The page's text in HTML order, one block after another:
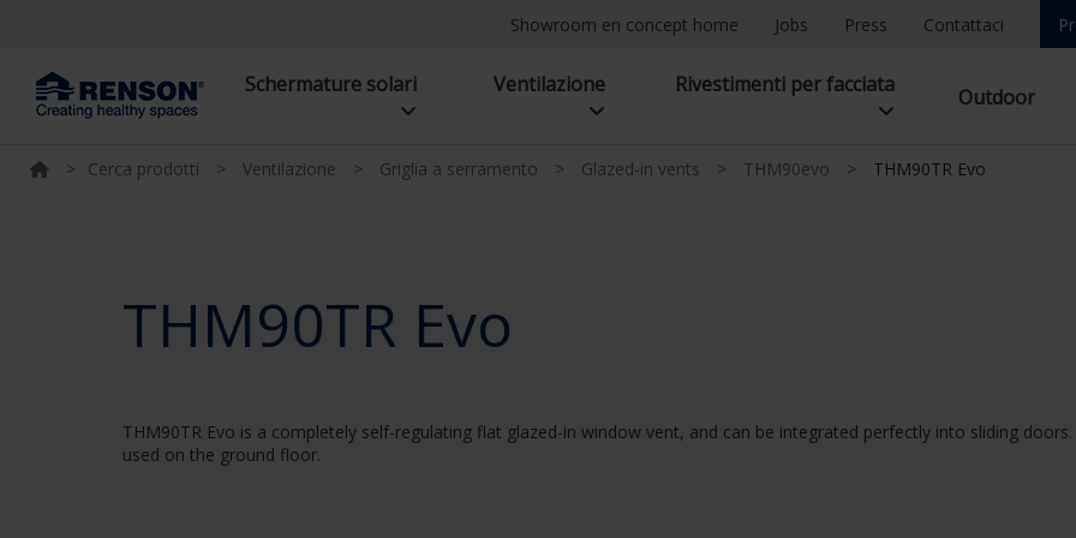
Showroom en concept home Jobs Press Contattaci
Schermature solari Ventilazione Rivestimenti per facciata Outdoor
> Cerca prodotti > Ventilazione > Griglia a serramento > Glazed-in vents > THM90evo > THM90TR Evo
THM90TR Evo
THM90TR Evo is a completely self-regulating flat glazed-in window vent, and can be integrated perfectly into sliding
used on the ground floor.